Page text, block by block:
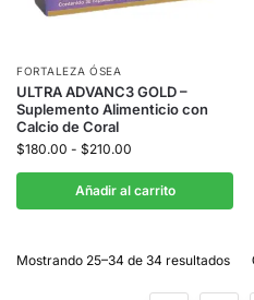
FORTALEZA ÓSEA
ULTRA ADVANC3 GOLD –
Suplemento Alimenticio con
Calcio de Coral
$180.00 - $210.00
Añadir al carrito
Mostrando 25–34 de 34 resultados